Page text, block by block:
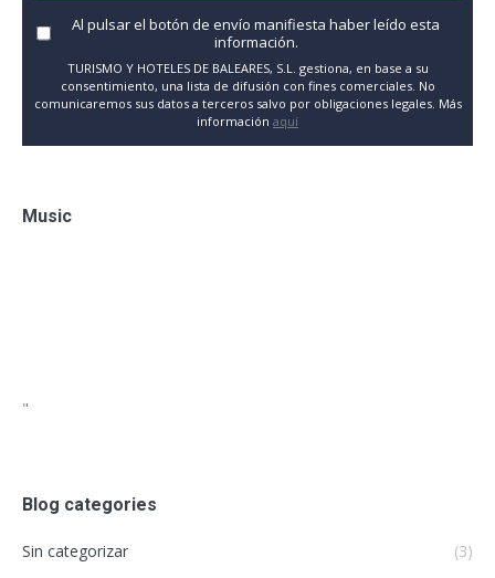
Al pulsar el botón de envío manifiesta haber leído esta
información.
TURISMO Y HOTELES DE BALEARES, S.L. gestiona, en base a su
consentimiento, una lista de difusión con fines comerciales. No
comunicaremos sus datos a terceros salvo por obligaciones legales. Más
información aquí
Music
"
Blog categories
Sin categorizar
(3)